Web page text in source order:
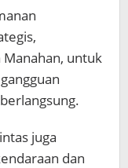
Manahan, untuk
juga
dan